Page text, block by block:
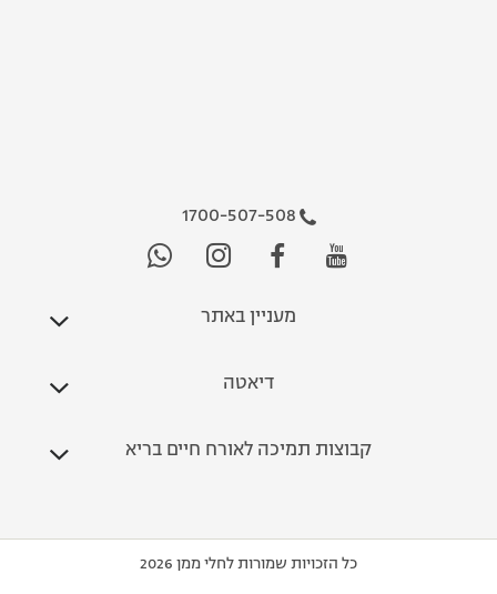
1700-507-508
מעניין באתר
דיאטה
קבוצות תמיכה לאורח חיים בריא
כל הזכויות שמורות לחלי ממן 2026